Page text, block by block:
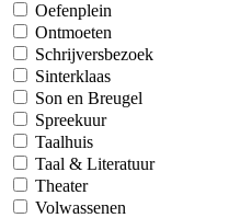
Oefenplein
Ontmoeten
Schrijversbezoek
Sinterklaas
Son en Breugel
Spreekuur
Taalhuis
Taal & Literatuur
Theater
Volwassenen